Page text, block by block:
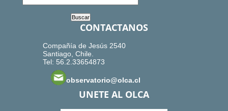
CONTACTANOS
Compañía de Jesús 2540
Santiago, Chile.
Tel: 56.2.33654873
observatorio@olca.cl
UNETE AL OLCA